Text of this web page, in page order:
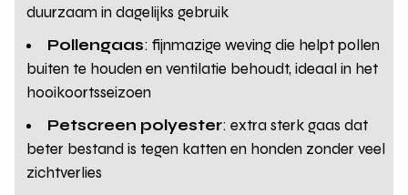
duurzaam in dagelijks gebruik
Pollengaas: fijnmazige weving die helpt pollen
buiten te houden en ventilatie behoudt, ideaal in het
hooikoortsseizoen
Petscreen polyester: extra sterk gaas dat
beter bestand is tegen katten en honden zonder veel
zichtverlies